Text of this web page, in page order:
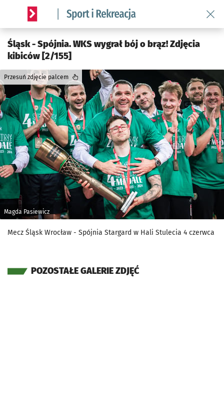
Serwis informacyjny wroclaw.pl podserwis: Sport i rekreacja
Śląsk - Spójnia. WKS wygrał bój o brąz! Zdjęcia
kibiców [2/155]
Magda Pasiewicz
Przesuń zdjęcie palcem
Mecz Śląsk Wrocław - Spójnia Stargard w Hali Stulecia 4 czerwca
POZOSTAŁE GALERIE ZDJĘĆ